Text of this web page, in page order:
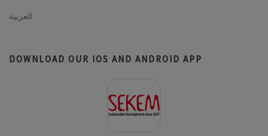
العربية
DOWNLOAD OUR IOS AND ANDROID APP